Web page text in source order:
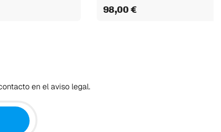
98,00 €
en el aviso legal.